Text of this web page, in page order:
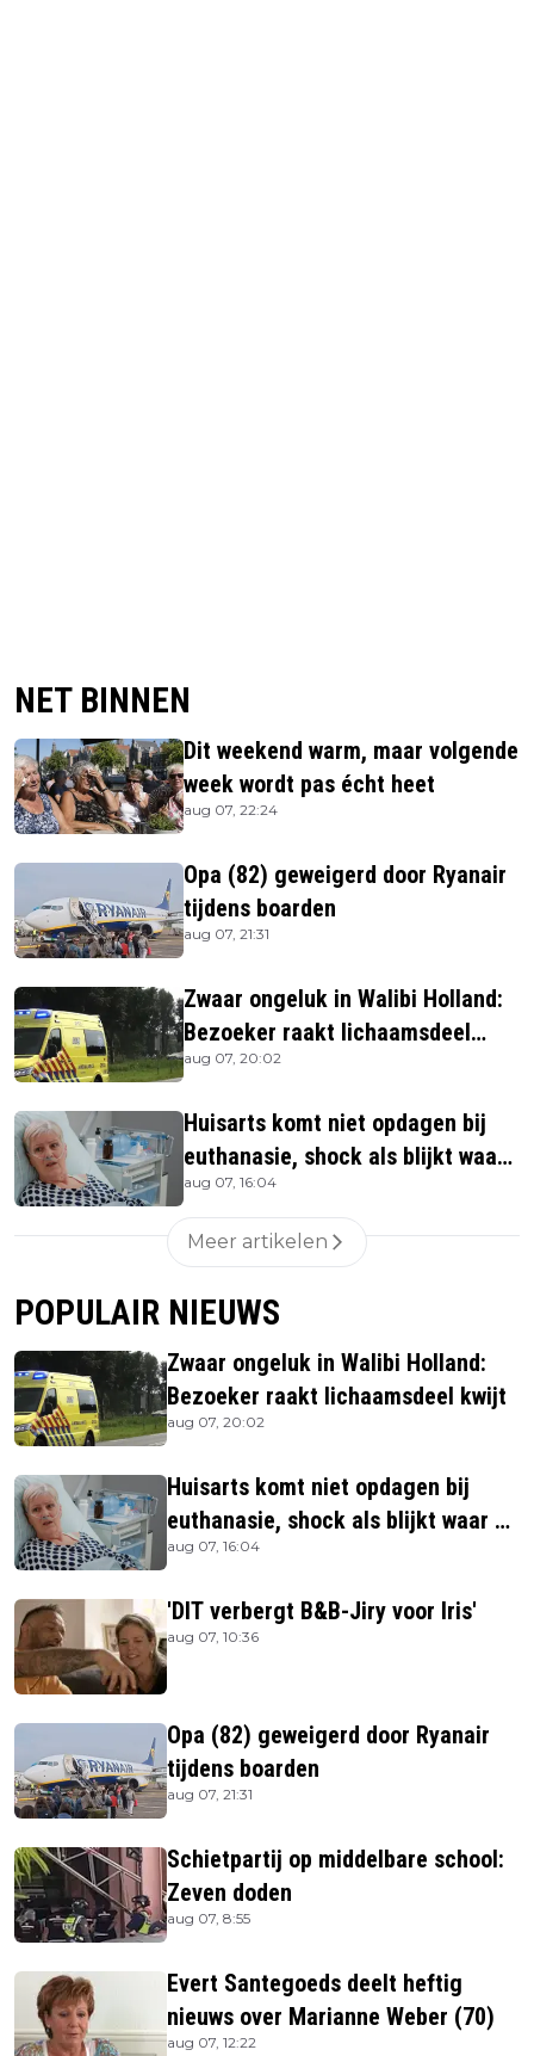
NET BINNEN
Dit weekend warm, maar volgende
week wordt pas écht heet
aug 07, 22:24
Opa (82) geweigerd door Ryanair
tijdens boarden
aug 07, 21:31
Zwaar ongeluk in Walibi Holland:
Bezoeker raakt lichaamsdeel
kwijt
aug 07, 20:02
Huisarts komt niet opdagen bij
euthanasie, shock als blijkt waar
ze is
aug 07, 16:04
Meer artikelen
POPULAIR NIEUWS
Zwaar ongeluk in Walibi Holland:
Bezoeker raakt lichaamsdeel kwijt
aug 07, 20:02
Huisarts komt niet opdagen bij
euthanasie, shock als blijkt waar ze
is
aug 07, 16:04
'DIT verbergt B&B-Jiry voor Iris'
aug 07, 10:36
Opa (82) geweigerd door Ryanair
tijdens boarden
aug 07, 21:31
Schietpartij op middelbare school:
Zeven doden
aug 07, 8:55
Evert Santegoeds deelt heftig
nieuws over Marianne Weber (70)
aug 07, 12:22